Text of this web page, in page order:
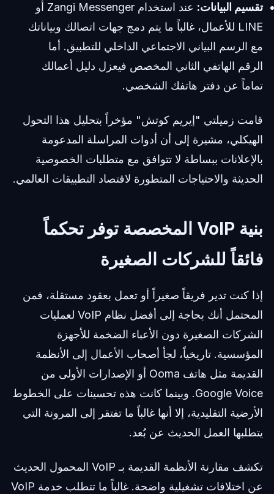
تقسيم البيانات:
عند استخدام Zangi Messenger أو
LINE للأعمال، غالباً ما يتم دمج جهات اتصالك وبياناتك
مع الرسم البياني الاجتماعي الداخلي للتطبيق. أما
الرقم الهاتفي الثاني المخصص فيعزل دليل أعمالك
تماماً عن دفتر هاتفك الشخصي.
قامت زميلتي "إيريم كوتش" مؤخراً بتحليل هذا التحول
الهيكلي، مشيرة إلى أن أدوات المراسلة المدعومة
بالإعلانات ببساطة لا تتوافق مع متطلبات الخصوصية
الحديثة والاحتياجات المتطورة لاقتصاد التطبيقات العالمي.
بنية VoIP المخصصة توفر تحكماً
فائقاً للشركات الصغيرة
إذا كنت تدير فريقاً صغيراً أو تعمل بعقود مستقلة، فمن
المحتمل أنك بحاجة إلى أفضل نظام VoIP لعمليات
الشركات الصغيرة دون الأعباء الضخمة للأجهزة
المؤسسية. تاريخياً، لجأ أصحاب الأعمال إلى الأنظمة
القديمة مثل هاتف Ooma أو الإصدارات الأولى من
Google Voice. وبينما كانت هذه تحسينات على الخطوط
الأرضية التقليدية، إلا أنها غالباً ما تفتقر إلى المرونة التي
يتطلبها العمل الحديث عن بُعد.
تكشف مقارنة الأنظمة القديمة بـ VoIP المحمول الحديث
عن اختلافات تشغيلية واضحة. غالباً ما تتطلب خدمة VoIP